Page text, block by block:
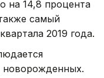
на 14,8 процента
самый
2019 года.
новорожденных.